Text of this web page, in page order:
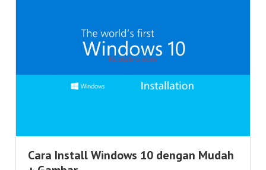
Cara Install Windows 10 dengan Mudah